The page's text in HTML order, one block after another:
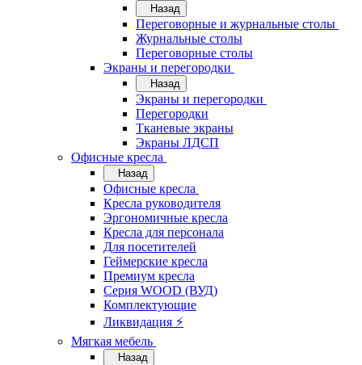
Назад
Переговорные и журнальные столы
Журнальные столы
Переговорные столы
Экраны и перегородки
Назад
Экраны и перегородки
Перегородки
Тканевые экраны
Экраны ЛДСП
Офисные кресла
Назад
Офисные кресла
Кресла руководителя
Эргономичные кресла
Кресла для персонала
Для посетителей
Геймерские кресла
Премиум кресла
Серия WOOD (ВУД)
Комплектующие
Ликвидация ⚡
Мягкая мебель
Назад